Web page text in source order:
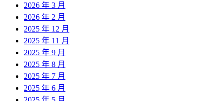
2026 年 3 月
2026 年 2 月
2025 年 12 月
2025 年 11 月
2025 年 9 月
2025 年 8 月
2025 年 7 月
2025 年 6 月